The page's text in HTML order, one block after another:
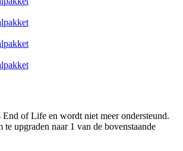
of Life en wordt niet meer ondersteund.
te upgraden naar 1 van de bovenstaande